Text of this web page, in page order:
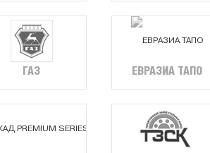
ГАЗ ЕВРАЗИА ТАПО